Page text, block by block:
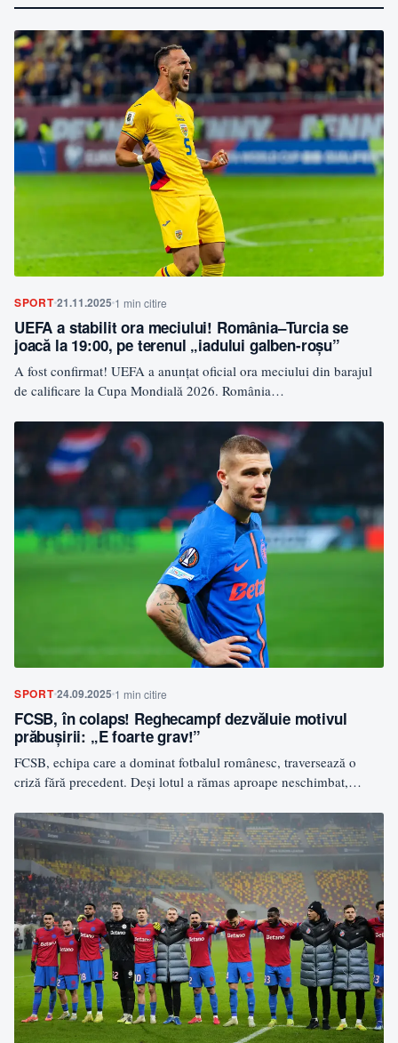
SPORT21.11.2025 1 min citire
UEFA a stabilit ora meciului! România–Turcia se
joacă la 19:00, pe terenul „iadului galben-roșu”
A fost confirmat! UEFA a anunțat oficial ora meciului din barajul
de calificare la Cupa Mondială 2026. România…
SPORT24.09.2025 1 min citire
FCSB, în colaps! Reghecampf dezvăluie motivul
prăbușirii: „E foarte grav!”
FCSB, echipa care a dominat fotbalul românesc, traversează o
criză fără precedent. Deși lotul a rămas aproape neschimbat,…